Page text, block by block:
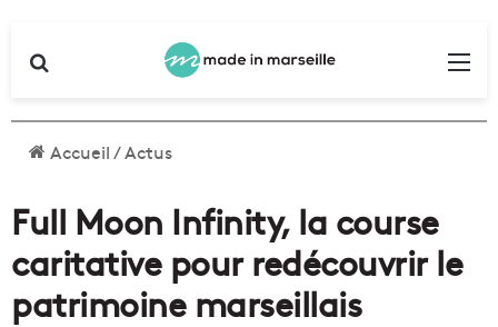
Accueil/Actus
Full Moon Infinity, la course
caritative pour redécouvrir le
patrimoine marseillais